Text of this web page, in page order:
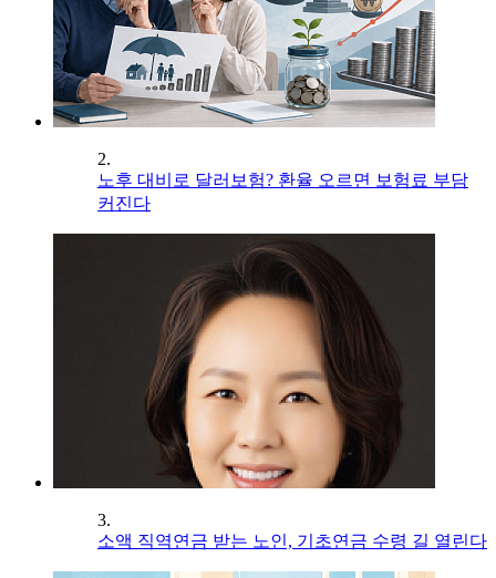
2.
노후 대비로 달러보험? 환율 오르면 보험료 부담
커진다
3.
소액 직역연금 받는 노인, 기초연금 수령 길 열린다